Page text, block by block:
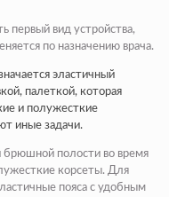
первый вид устройства,
по назначению врача.
эластичный
палеткой, которая
и полужесткие
иные задачи.
брюшной полости во время
корсеты. Для
пояса с удобным